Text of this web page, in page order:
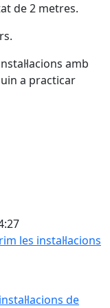
de 2 metres.
amb
a practicar
instal·lacions
de